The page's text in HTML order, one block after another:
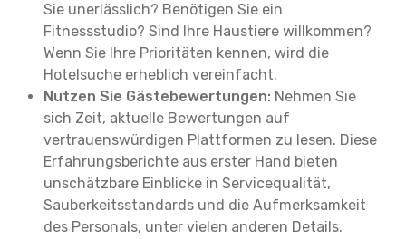
Sie unerlässlich? Benötigen Sie ein
Fitnessstudio? Sind Ihre Haustiere willkommen?
Wenn Sie Ihre Prioritäten kennen, wird die
Hotelsuche erheblich vereinfacht.
Nutzen Sie Gästebewertungen: Nehmen Sie
sich Zeit, aktuelle Bewertungen auf
vertrauenswürdigen Plattformen zu lesen. Diese
Erfahrungsberichte aus erster Hand bieten
unschätzbare Einblicke in Servicequalität,
Sauberkeitsstandards und die Aufmerksamkeit
des Personals, unter vielen anderen Details.